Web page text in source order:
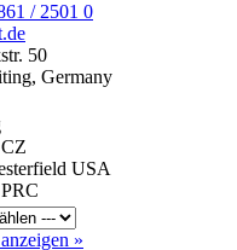
/ 2501 0
50
Germany
USA
»